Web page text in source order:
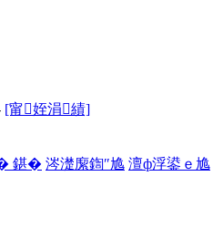
[甯姪涓績]
鍖� 涔濋緳鍧″尯 澶ф浮鍙ｅ尯